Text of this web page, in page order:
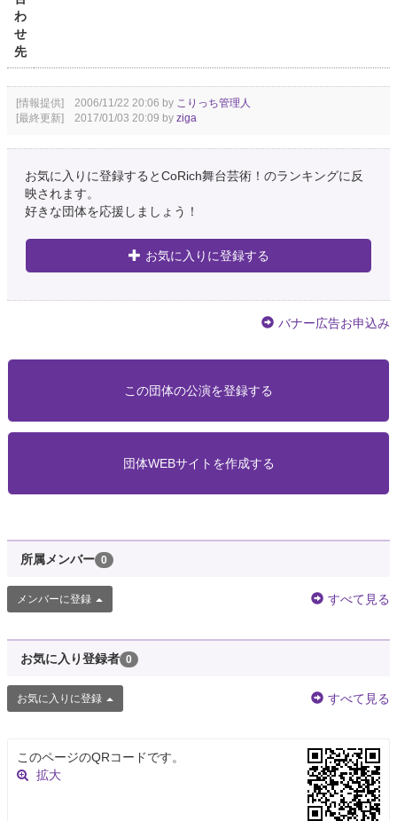
わ
せ
先
[情報提供] 2006/11/22 20:06 by こりっち管理人
[最終更新] 2017/01/03 20:09 by ziga
お気に入りに登録するとCoRich舞台芸術！のランキングに反
映されます。
好きな団体を応援しましょう！
お気に入りに登録する
バナー広告お申込み
この団体の公演を登録する
団体WEBサイトを作成する
所属メンバー 0
メンバーに登録 すべて見る
お気に入り登録者 0
お気に入りに登録 すべて見る
このページのQRコードです。
拡大